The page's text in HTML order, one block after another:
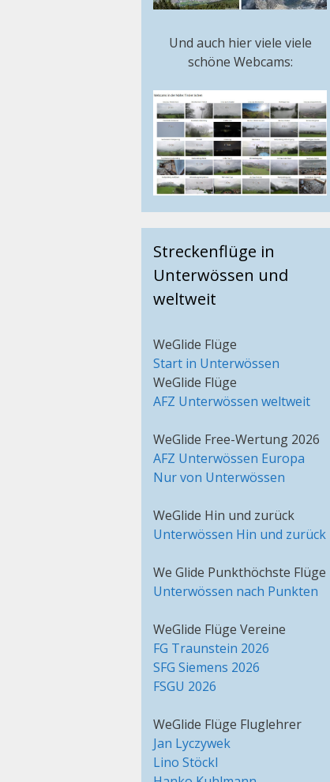
Und auch hier viele viele
schöne Webcams:
Streckenflüge in
Unterwössen und
weltweit
WeGlide Flüge
Start in Unterwössen
WeGlide Flüge
AFZ Unterwössen weltweit
WeGlide Free-Wertung 2026
AFZ Unterwössen Europa
Nur von Unterwössen
WeGlide Hin und zurück
Unterwössen Hin und zurück
We Glide Punkthöchste Flüge
Unterwössen nach Punkten
WeGlide Flüge Vereine
FG Traunstein 2026
SFG Siemens 2026
FSGU 2026
WeGlide Flüge Fluglehrer
Jan Lyczywek
Lino Stöckl